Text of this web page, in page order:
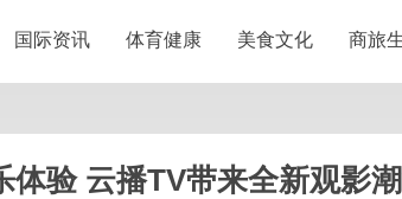
国际资讯 体育健康 美食文化 商旅
体验 云播TV带来全新观影